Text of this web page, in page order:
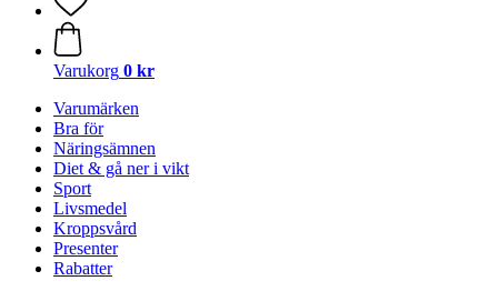
Varukorg 0 kr
Varumärken
Bra för
Näringsämnen
Diet & gå ner i vikt
Sport
Livsmedel
Kroppsvård
Presenter
Rabatter